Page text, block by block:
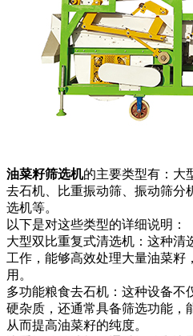
油菜籽筛选机的主要类型有：大
去石机、比重振动筛、振动筛分
选机等。
以下是对这些类型的详细说明：
大型双比重复式清选机：这种清
工作，能够高效处理大量油菜籽
用。
多功能粮食去石机：这种设备不
硬杂质，还通常具备筛选功能，
从而提高油菜籽的纯度。